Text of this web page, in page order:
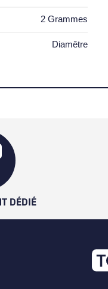
2 Grammes
Diamêtre
DÉDIÉ